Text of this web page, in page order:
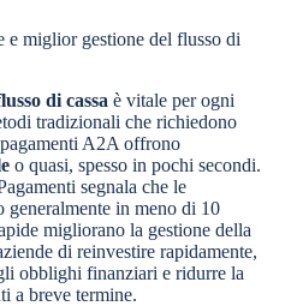
e miglior gestione del flusso di
di cassa è vitale per ogni
tradizionali che richiedono
A2A offrono
o quasi, spesso in pochi secondi.
segnala che le
in meno di 10
migliorano la gestione della
di reinvestire rapidamente,
obblighi finanziari e ridurre la
a breve termine.